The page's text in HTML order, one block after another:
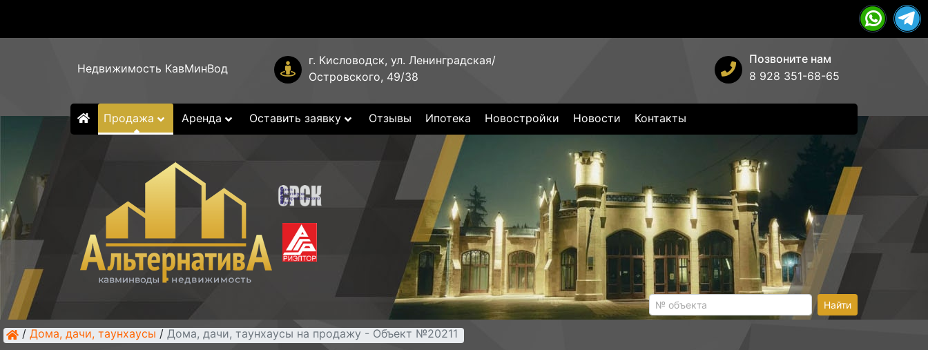
Недвижимость КавМинВод
г. Кисловодск, ул. Ленинградская/
Островского, 49/38
Позвоните нам
8 928 351-68-65
Продажа Аренда Оставить заявку Отзывы Ипотека Новостройки Новости Контакты
Найти
/ Дома, дачи, таунхаусы / Дома, дачи, таунхаусы на продажу - Объект №20211